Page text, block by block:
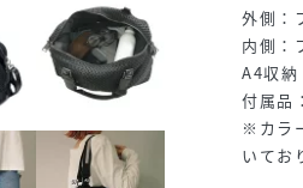
外側：
内側：
A4収納
付属品
※カラ
いてお